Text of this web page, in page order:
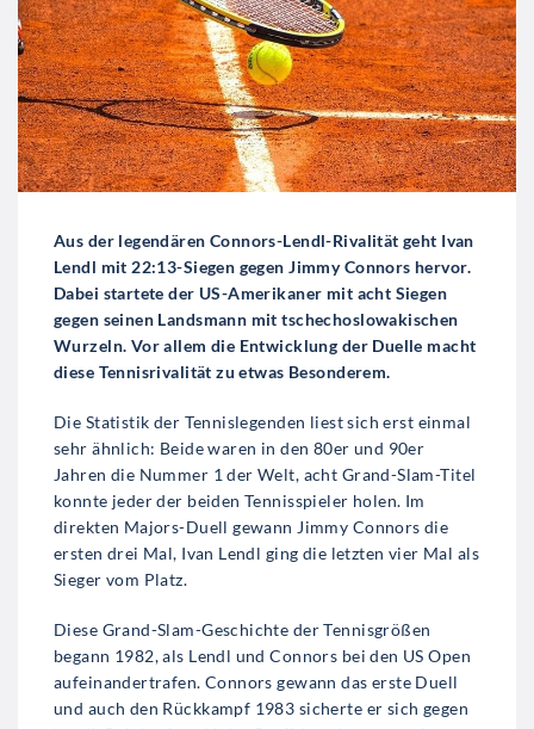
Aus der legendären Connors-Lendl-Rivalität geht Ivan
Lendl mit 22:13-Siegen gegen Jimmy Connors hervor.
Dabei startete der US-Amerikaner mit acht Siegen
gegen seinen Landsmann mit tschechoslowakischen
Wurzeln. Vor allem die Entwicklung der Duelle macht
diese Tennisrivalität zu etwas Besonderem.
Die Statistik der Tennislegenden liest sich erst einmal
sehr ähnlich: Beide waren in den 80er und 90er
Jahren die Nummer 1 der Welt, acht Grand-Slam-Titel
konnte jeder der beiden Tennisspieler holen. Im
direkten Majors-Duell gewann Jimmy Connors die
ersten drei Mal, Ivan Lendl ging die letzten vier Mal als
Sieger vom Platz.
Diese Grand-Slam-Geschichte der Tennisgrößen
begann 1982, als Lendl und Connors bei den US Open
aufeinandertrafen. Connors gewann das erste Duell
und auch den Rückkampf 1983 sicherte er sich gegen